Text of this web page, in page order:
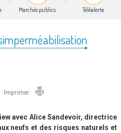
Marchés publics Téléalerte
Imprimer
avec Alice Sandevoir, directrice
neufs et des risques naturels et